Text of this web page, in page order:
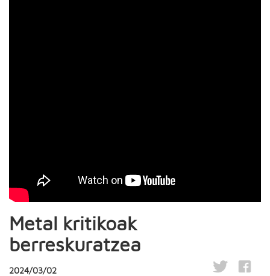
Metal kritikoak
berreskuratzea
2024/03/02